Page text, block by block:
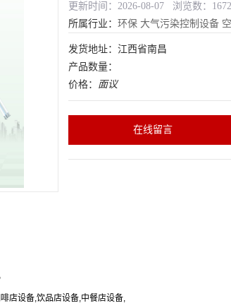
更新时间：2026-08-07 浏览数：1672
所属行业： 环保 大气污染控制设备
发货地址：江西省南昌
产品数量：
价格： 面议
在线留言
店设备,饮品店设备,中餐店设备,